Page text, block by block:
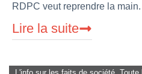
RDPC veut reprendre la main.
Lire la suite